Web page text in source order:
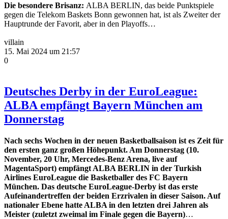
Die besondere Brisanz: ALBA BERLIN, das beide Punktspiele
gegen die Telekom Baskets Bonn gewonnen hat, ist als Zweiter der
Hauptrunde der Favorit, aber in den Playoffs…
villain
15. Mai 2024 um 21:57
0
Deutsches Derby in der EuroLeague:
ALBA empfängt Bayern München am
Donnerstag
Nach sechs Wochen in der neuen Basketballsaison ist es Zeit für
den ersten ganz großen Höhepunkt. Am Donnerstag (10.
November, 20 Uhr, Mercedes-Benz Arena, live auf
MagentaSport) empfängt ALBA BERLIN in der Turkish
Airlines EuroLeague die Basketballer des FC Bayern
München. Das deutsche EuroLeague-Derby ist das erste
Aufeinandertreffen der beiden Erzrivalen in dieser Saison. Auf
nationaler Ebene hatte ALBA in den letzten drei Jahren als
Meister (zuletzt zweimal im Finale gegen die Bayern)…